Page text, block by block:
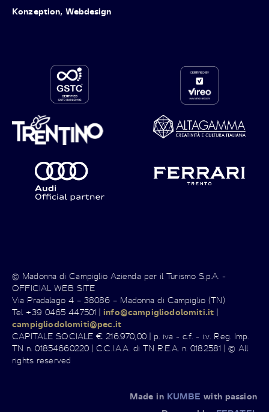
Konzeption, Webdesign
© Madonna di Campiglio Azienda per il Turismo S.p.A. -
OFFICIAL WEB SITE
Via Pradalago 4 – 38086 – Madonna di Campiglio (TN)
Tel +39 0465 447501 |info@campigliodolomiti.it |
campigliodolomiti@pec.it
CAPITALE SOCIALE € 216.970,00 | p. iva - c.f. - i.v. Reg. Imp.
TN n. 01854660220 | C.C.I.A.A. di TN R.E.A. n. 0182581 | © All
rights reserved
Made in KUMBE with passion